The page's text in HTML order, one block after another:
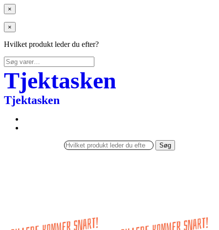
×
×
Hvilket produkt leder du efter?
Søg
efter:
Tjektasken
Tjektasken
Søg